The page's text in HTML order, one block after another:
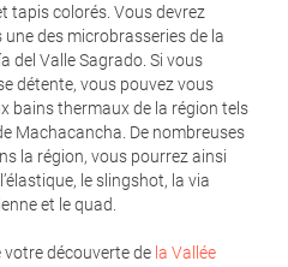
tapis colorés. Vous devrez
des microbrasseries de la
del Valle Sagrado. Si vous
détente, vous pouvez vous
bains thermaux de la région tels
Machacancha. De nombreuses
la région, vous pourrez ainsi
le slingshot, la via
et le quad.
découverte de la Vallée